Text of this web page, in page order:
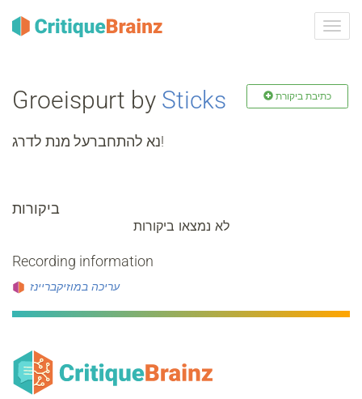
ברר
ניווט
Groeispurt by Sticks כתיבת ביקורת
נא להתחברעל מנת לדרג!
ביקורות
לא נמצאו ביקורות
Recording information
עריכה במוזיקבריינז